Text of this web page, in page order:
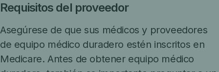
Requisitos del proveedor
Asegúrese de que sus médicos y proveedores
de equipo médico duradero estén inscritos en
Medicare. Antes de obtener equipo médico